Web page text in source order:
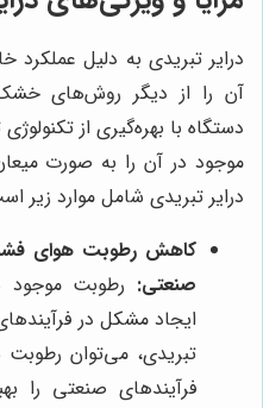
درایر تبریدی به دلیل
آن را از دیگر روش‌های
دستگاه با بهره‌گیری از
موجود در آن را به صورت
درایر تبریدی شامل موارد زیر
کاهش رطوبت هوای
صنعتی: رطوبت موجود
ایجاد مشکل در
تبریدی، می‌توان رطوبت
فرآیندهای صنعتی را